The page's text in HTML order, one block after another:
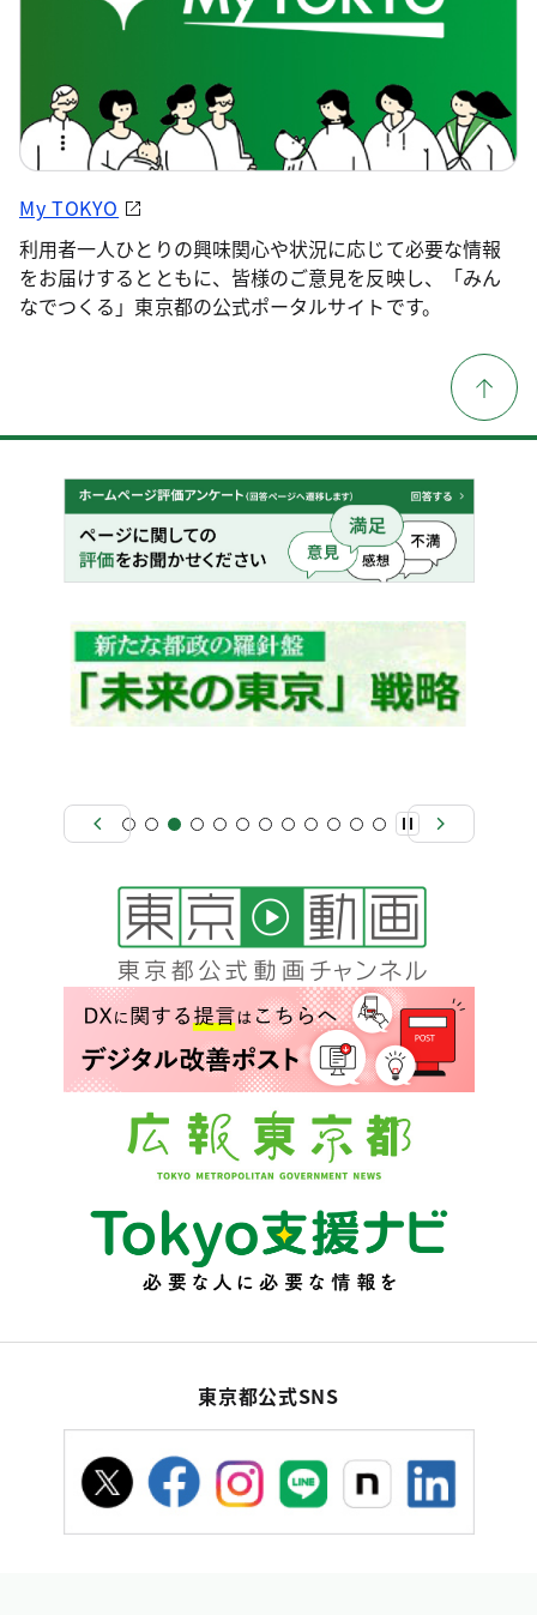
My TOKYO
利用者一人ひとりの興味関心や状況に応じて必要な情報
をお届けするとともに、皆様のご意見を反映し、「みん
なでつくる」東京都の公式ポータルサイトです。
東京都公式SNS